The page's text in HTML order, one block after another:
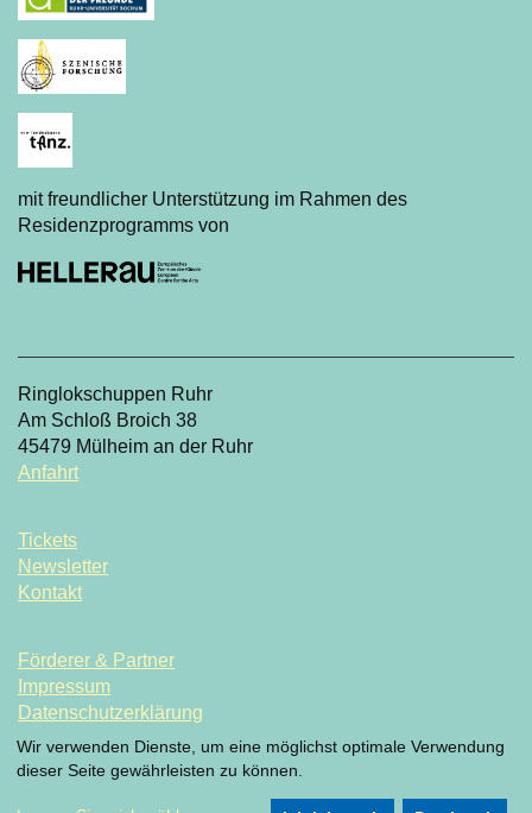
mit freundlicher Unterstützung im Rahmen des
Residenzprogramms von
Ringlokschuppen Ruhr
Am Schloß Broich 38
45479 Mülheim an der Ruhr
Anfahrt
Tickets
Newsletter
Kontakt
Förderer & Partner
Impressum
Datenschutzerklärung
Datenschutzeinstellung
Wir verwenden Dienste, um eine möglichst optimale Verwendung
dieser Seite gewährleisten zu können.